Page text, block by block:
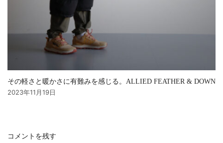
その軽さと暖かさに有難みを感じる。ALLIED FEATHER & DOWN
2023年11月19日
コメントを残す